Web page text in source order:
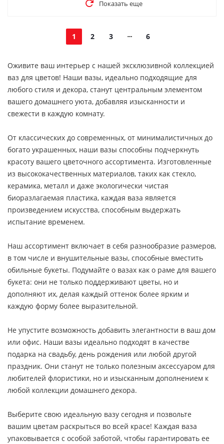
Показать еще
1 2 3 6
Оживите ваш интерьер с нашей эксклюзивной коллекцией
ваз для цветов! Наши вазы, идеально подходящие для
любого стиля и декора, станут центральным элементом
вашего домашнего уюта, добавляя изысканности и
свежести в каждую комнату.
От классических до современных, от минималистичных до
богато украшенных, наши вазы способны подчеркнуть
красоту вашего цветочного ассортимента. Изготовленные
из высококачественных материалов, таких как стекло,
керамика, металл и даже экологически чистая
биоразлагаемая пластика, каждая ваза является
произведением искусства, способным выдержать
испытание временем.
Наш ассортимент включает в себя разнообразие размеров,
в том числе и внушительные вазы, способные вместить
обильные букеты. Подумайте о вазах как о раме для вашего
букета: они не только поддерживают цветы, но и
дополняют их, делая каждый оттенок более ярким и
каждую форму более выразительной.
Не упустите возможность добавить элегантности в ваш дом
или офис. Наши вазы идеально подходят в качестве
подарка на свадьбу, день рождения или любой другой
праздник. Они станут не только полезным аксессуаром для
любителей флористики, но и изысканным дополнением к
любой коллекции домашнего декора.
Выберите свою идеальную вазу сегодня и позвольте
вашим цветам раскрыться во всей красе! Каждая ваза
упаковывается с особой заботой, чтобы гарантировать ее